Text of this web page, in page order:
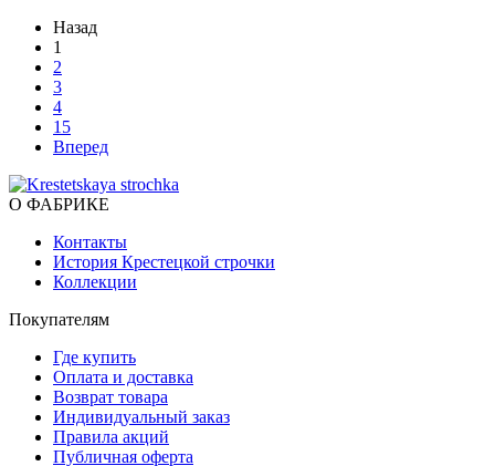
Назад
1
2
3
4
15
Вперед
О ФАБРИКЕ
Контакты
История Крестецкой строчки
Коллекции
Покупателям
Где купить
Оплата и доставка
Возврат товара
Индивидуальный заказ
Правила акций
Публичная оферта